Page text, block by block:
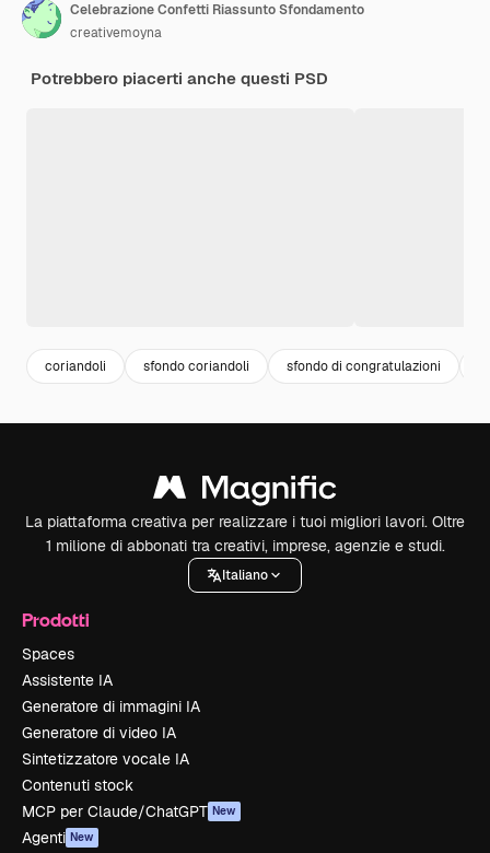
Celebrazione Confetti Riassunto Sfondamento
creativemoyna
Potrebbero piacerti anche questi PSD
coriandoli sfondo coriandoli sfondo di congratulazioni
La piattaforma creativa per realizzare i tuoi migliori lavori. Oltre
1 milione di abbonati tra creativi, imprese, agenzie e studi.
Italiano
Prodotti
Spaces
Assistente IA
Generatore di immagini IA
Generatore di video IA
Sintetizzatore vocale IA
Contenuti stock
MCP per Claude/ChatGPT New
Agenti New